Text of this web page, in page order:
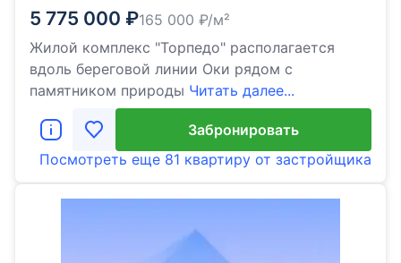
5 775 000 ₽165 000 ₽/м²
Жилой комплекс "Торпедо" располагается
вдоль береговой линии Оки рядом с
памятником природы Читать далее...
Забронировать
Посмотреть еще 81 квартиру от застройщика